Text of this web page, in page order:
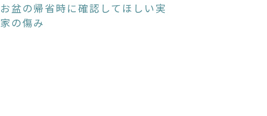
お盆の帰省時に確認してほしい実
家の傷み